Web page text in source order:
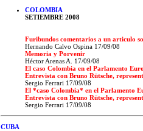
COLOMBIA
SETIEMBRE 2008
Furibundos comentarios a un articulo
Hernando Calvo Ospina 17/09/08
Memoria y Porvenir
Héctor Arenas A. 17/09/08
El caso Colombia en el Parlamento
Entrevista con Bruno Rütsche,
Sergio Ferrari 17/09/08
El *caso Colombia* en el Parlamento
Entrevista con Bruno Rütsche,
Sergio Ferrari 17/09/08
CUBA